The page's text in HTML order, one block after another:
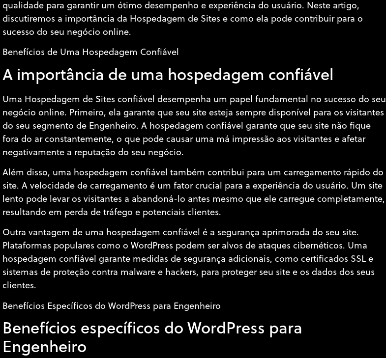
qualidade para garantir um ótimo desempenho e experiência do usuário. Neste artigo,
discutiremos a importância da Hospedagem de Sites e como ela pode contribuir para o
sucesso do seu negócio online.
Benefícios de Uma Hospedagem Confiável
A importância de uma hospedagem confiável
Uma Hospedagem de Sites confiável desempenha um papel fundamental no sucesso do seu
negócio online. Primeiro, ela garante que seu site esteja sempre disponível para os visitantes
do seu segmento de Engenheiro. A hospedagem confiável garante que seu site não fique
fora do ar constantemente, o que pode causar uma má impressão aos visitantes e afetar
negativamente a reputação do seu negócio.
Além disso, uma hospedagem confiável também contribui para um carregamento rápido do
site. A velocidade de carregamento é um fator crucial para a experiência do usuário. Um site
lento pode levar os visitantes a abandoná-lo antes mesmo que ele carregue completamente,
resultando em perda de tráfego e potenciais clientes.
Outra vantagem de uma hospedagem confiável é a segurança aprimorada do seu site.
Plataformas populares como o WordPress podem ser alvos de ataques cibernéticos. Uma
hospedagem confiável garante medidas de segurança adicionais, como certificados SSL e
sistemas de proteção contra malware e hackers, para proteger seu site e os dados dos seus
clientes.
Benefícios Específicos do WordPress para Engenheiro
Benefícios específicos do WordPress para
Engenheiro